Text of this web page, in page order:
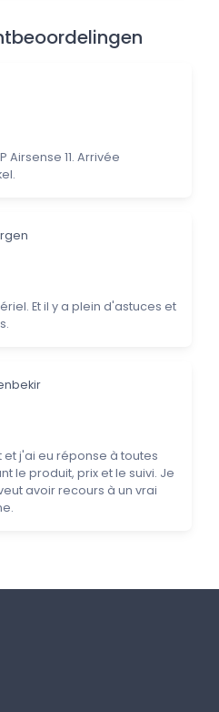
Airsense 11. Arrivée
Et il y a plein d'astuces et
j'ai eu réponse à toutes
le produit, prix et le suivi. Je
avoir recours à un vrai